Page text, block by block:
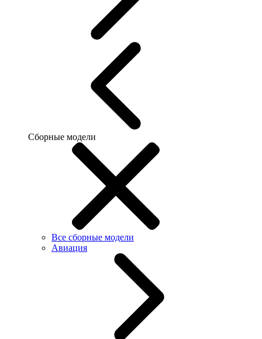
Сборные модели
Все сборные модели
Авиация